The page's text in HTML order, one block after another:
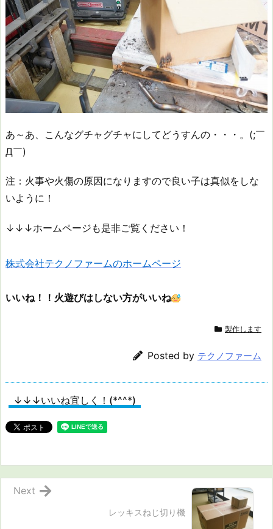
あ～あ、こんなグチャグチャにしてどうすんの・・・。(;￣
Д￣)
注：火事や火傷の原因になりますので良い子は真似をしな
いように！
↓↓↓ホームページも是非ご覧ください！
株式会社テクノファームのホームページ
いいね！！火遊びはしない方がいいね
製作します
Posted by テクノファーム
↓↓↓いいね宜しく！(*^^*)
レッキスねじ切り機
Next